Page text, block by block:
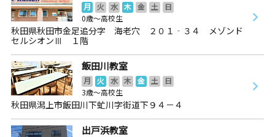
月 火 水 木 金 土
日
0歳～高校生
秋田県秋田市金足追分字 海老穴 ２０１‐３４ メゾンド
セルシオンⅢ １階
飯田川教室
月 火 水 木 金 土
日
3歳～高校生
秋田県潟上市飯田川下虻川字街道下９４－４
出戸浜教室